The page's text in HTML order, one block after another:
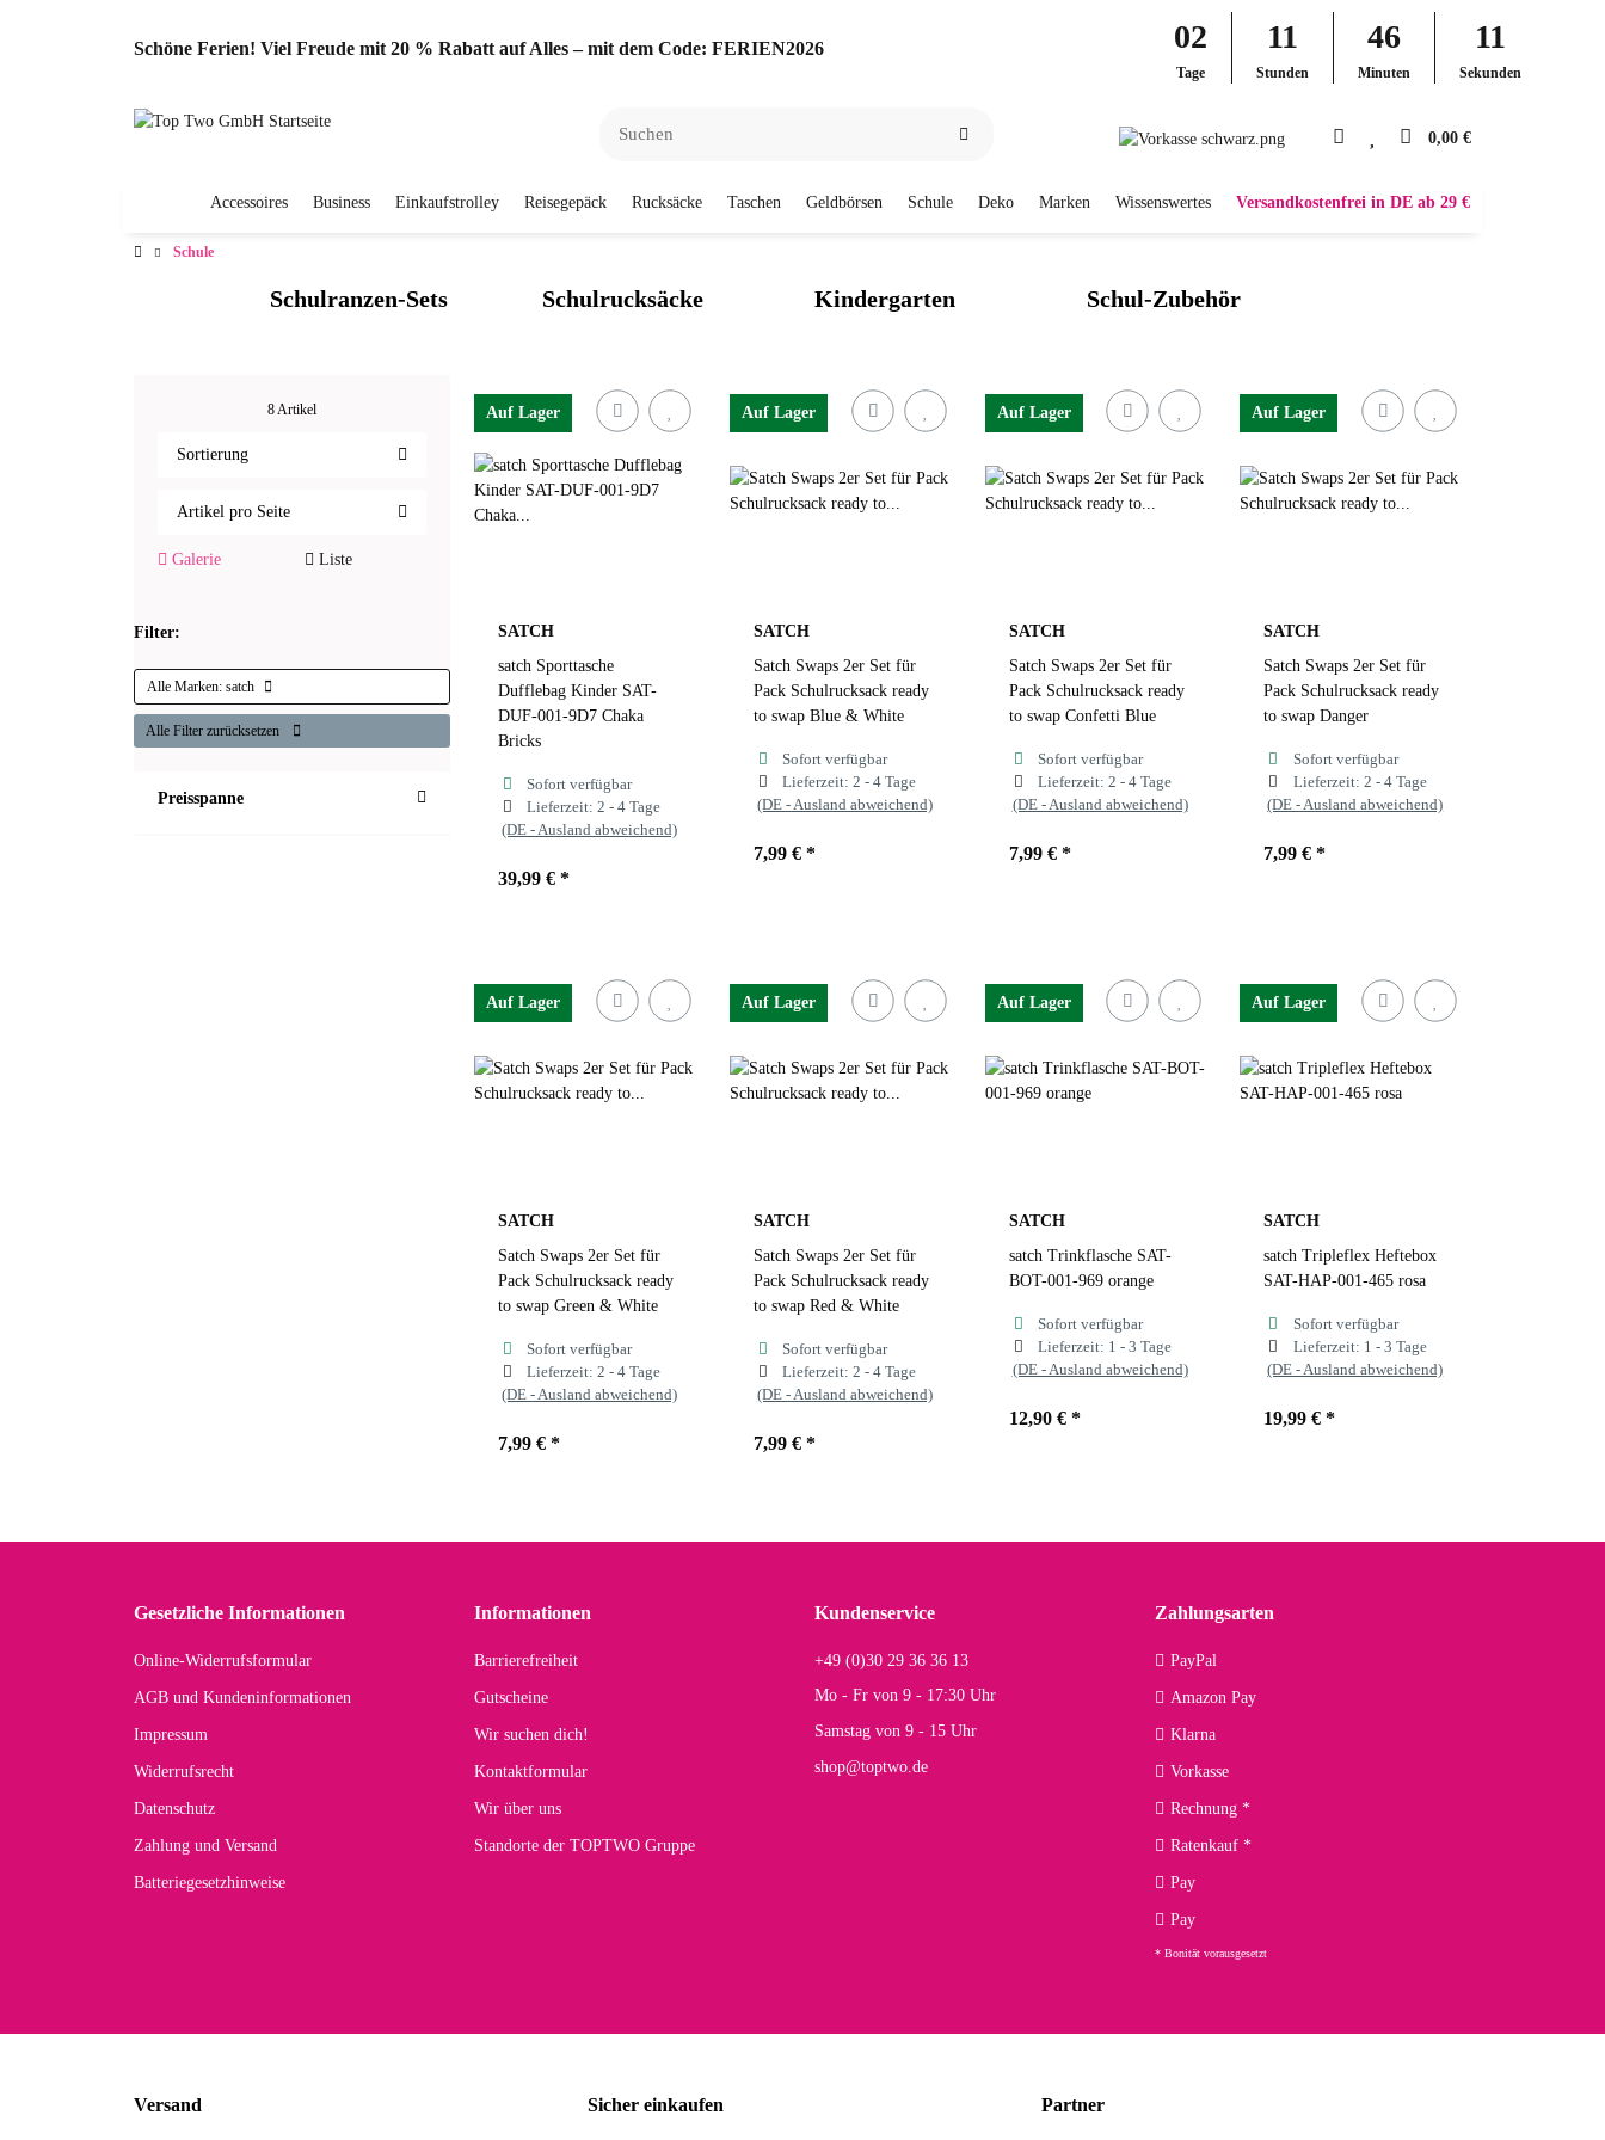
Schöne Ferien! Viel Freude mit 20 % Rabatt auf Alles – mit dem Code: FERIEN2026 02
Tage
11
Stunden
46
Minuten
11
Sekunden
0,00 €
Accessoires Business Einkaufstrolley Reisegepäck Rucksäcke Taschen Geldbörsen Schule Deko Marken Wissenswertes Versandkostenfrei in DE ab 29 €
Schule
Schulranzen-Sets Schulrucksäcke Kindergarten Schul-Zubehör
8 Artikel
Sortierung
Artikel pro Seite
Galerie Liste
Filter:
Alle Marken: satch
Alle Filter zurücksetzen
Preisspanne
Auf Lager
SATCH
satch Sporttasche
Dufflebag Kinder SAT-
DUF-001-9D7 Chaka
Bricks
Sofort verfügbar
Lieferzeit:2 - 4 Tage
(DE - Ausland abweichend)
39,99 € *
Auf Lager
SATCH
Satch Swaps 2er Set für
Pack Schulrucksack ready
to swap Blue & White
Sofort verfügbar
Lieferzeit: 2 - 4 Tage
(DE - Ausland abweichend)
7,99 € *
Auf Lager
SATCH
Satch Swaps 2er Set für
Pack Schulrucksack ready
to swap Confetti Blue
Sofort verfügbar
Lieferzeit: 2 - 4 Tage
(DE - Ausland abweichend)
7,99 € *
Auf Lager
SATCH
Satch Swaps 2er Set für
Pack Schulrucksack ready
to swap Danger
Sofort verfügbar
Lieferzeit: 2 - 4 Tage
(DE - Ausland abweichend)
7,99 € *
Auf Lager
SATCH
Satch Swaps 2er Set für
Pack Schulrucksack ready
to swap Green & White
Sofort verfügbar
Lieferzeit:2 - 4 Tage
(DE - Ausland abweichend)
7,99 € *
Auf Lager
SATCH
Satch Swaps 2er Set für
Pack Schulrucksack ready
to swap Red & White
Sofort verfügbar
Lieferzeit: 2 - 4 Tage
(DE - Ausland abweichend)
7,99 € *
Auf Lager
SATCH
satch Trinkflasche SAT-
BOT-001-969 orange
Sofort verfügbar
Lieferzeit: 1 - 3 Tage
(DE - Ausland abweichend)
12,90 € *
Auf Lager
SATCH
satch Tripleflex Heftebox
SAT-HAP-001-465 rosa
Sofort verfügbar
Lieferzeit: 1 - 3 Tage
(DE - Ausland abweichend)
19,99 € *
Gesetzliche Informationen
Online-Widerrufsformular
AGB und Kundeninformationen
Impressum
Widerrufsrecht
Datenschutz
Zahlung und Versand
Batteriegesetzhinweise
Informationen
Barrierefreiheit
Gutscheine
Wir suchen dich!
Kontaktformular
Wir über uns
Standorte der TOPTWO Gruppe
Kundenservice
+49 (0)30 29 36 36 13
Mo - Fr von 9 - 17:30 Uhr
Samstag von 9 - 15 Uhr
shop@toptwo.de
Zahlungsarten
PayPal
Amazon Pay
Klarna
Vorkasse
Rechnung *
Ratenkauf *
Pay
Pay
* Bonität vorausgesetzt
Versand Sicher einkaufen Partner